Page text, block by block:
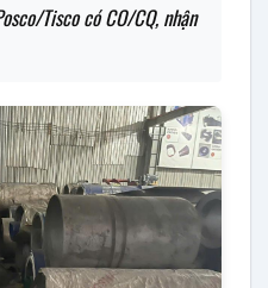
Tisco có CO/CQ, nhận